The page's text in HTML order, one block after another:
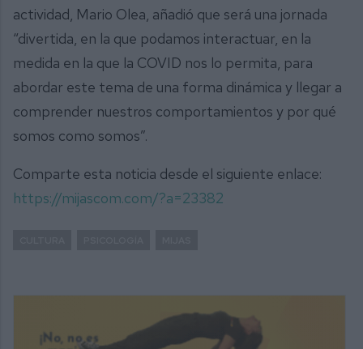
actividad, Mario Olea, añadió que será una jornada
“divertida, en la que podamos interactuar, en la
medida en la que la COVID nos lo permita, para
abordar este tema de una forma dinámica y llegar a
comprender nuestros comportamientos y por qué
somos como somos”.
Comparte esta noticia desde el siguiente enlace:
https://mijascom.com/?a=23382